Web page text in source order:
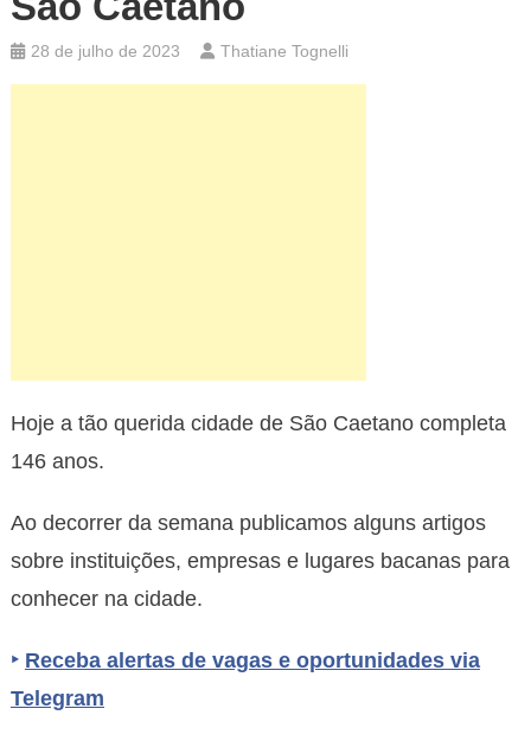
28 de julho de 2023 Thatiane Tognelli
Hoje a tão querida cidade de São Caetano completa
146 anos.
Ao decorrer da semana publicamos alguns artigos
sobre instituições, empresas e lugares bacanas para
conhecer na cidade.
‣ Receba alertas de vagas e oportunidades via
Telegram